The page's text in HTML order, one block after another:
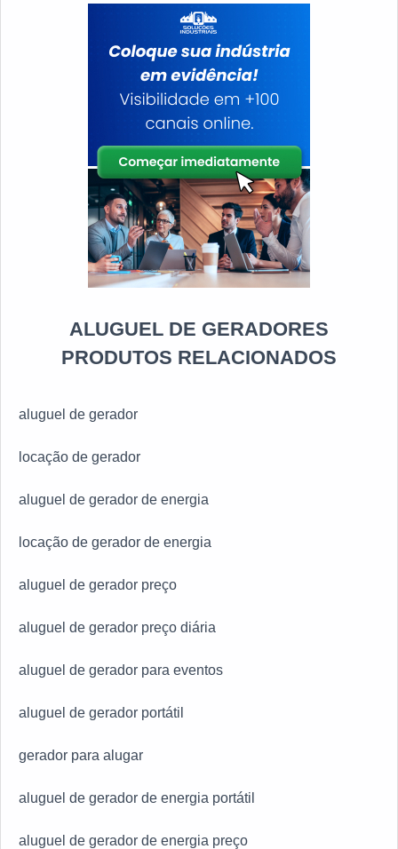
muito versátil, de modo que contrate um modelo mais
compatível às necessidades. é possível que o uso
oferece uma grande variedade de benefícios, que se
destacam: Versatilidade; Segurança; Alto
desempenho.A contratação, visando a qualidade e
preço justo, deve ser feita em empresas que são
produto leve não só o alto desempenho, mas
garantindo a segurança durante ele. Essa contratação
ainda pode oferecer abertura para a contratação de
outros produtos!INVESTINDO NO QUADRO DE
DISTRIBUIÇÃO ELÉTRICAInvestir em um quadro de
distribuição de qualidade, é garantir uma positiva
relação entre custos e benefícios, que podem ser
Geradores, uma empresa que é renomada no ramo e
que vem atuando desde 2011 em escala nacional,
ALUGUEL DE GERADORES
PRODUTOS RELACIONADOS
aluguel de gerador
locação de gerador
aluguel de gerador de energia
locação de gerador de energia
aluguel de gerador preço
aluguel de gerador preço diária
aluguel de gerador para eventos
aluguel de gerador portátil
gerador para alugar
aluguel de gerador de energia portátil
aluguel de gerador de energia preço